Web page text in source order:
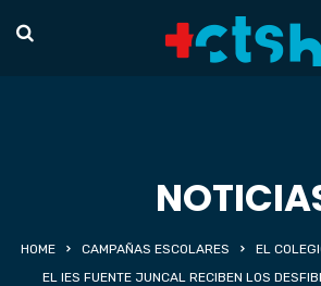
HOME CAMPAÑAS ESCOLARES
EL
EL IES FUENTE JUNCAL RECIBEN LOS